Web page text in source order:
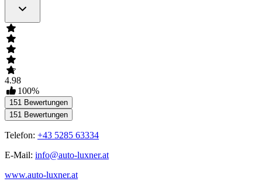
4.98
100%
151 Bewertungen
151 Bewertungen
Telefon: +43 5285 63334
E-Mail: info@auto-luxner.at
www.auto-luxner.at